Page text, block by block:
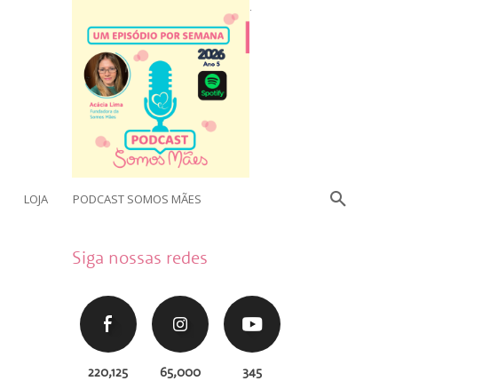
.
LOJA PODCAST SOMOS MÃES
Siga nossas redes
220,125
65,000
345